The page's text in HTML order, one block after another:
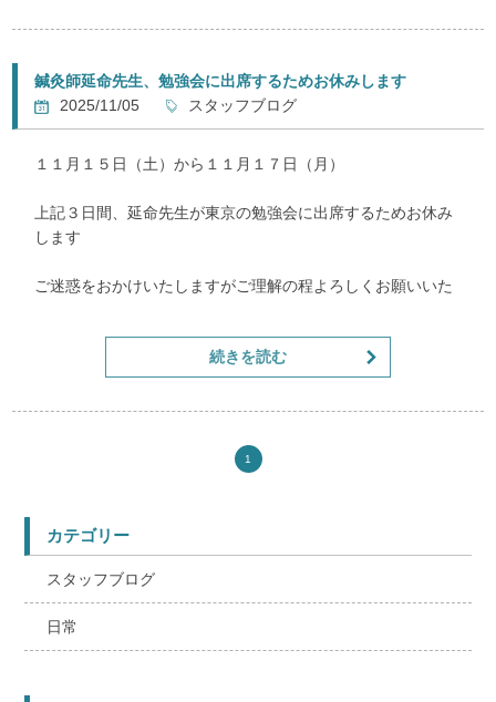
私「いえ、リフレは祝日も午前だけ営業してますよ」
患「え？祝日もやってんの！！(+o+)」
このように、祝日が休みだと思っている方がまだまだおられ
鍼灸師延命先生、勉強会に出席するためお休みします
2025/11/05
スタッフブログ
１１月１５日（土）から１１月１７日（月）
上記３日間、延命先生が東京の勉強会に出席するためお休み
します
ご迷惑をおかけいたしますがご理解の程よろしくお願いいた
院長が1人で施術を行いますので
是非ご来院ください
院は休まずに営業しております
続きを読む
1
カテゴリー
スタッフブログ
日常